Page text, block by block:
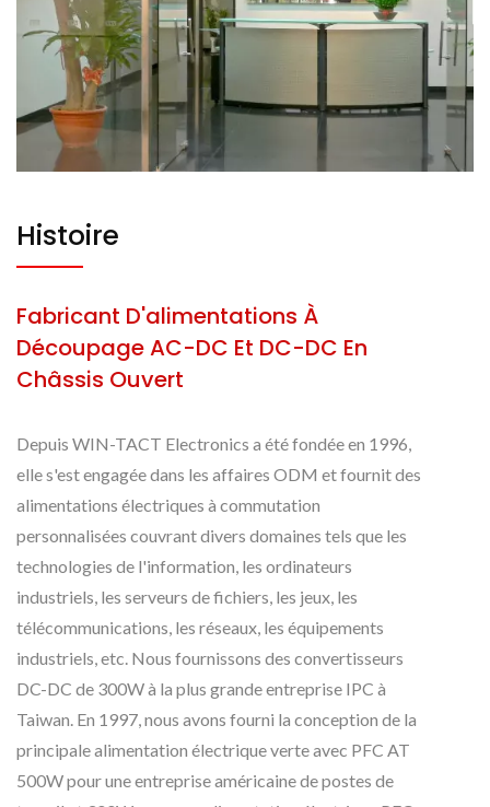
Histoire
Fabricant D'alimentations À
Découpage AC-DC Et DC-DC En
Châssis Ouvert
Depuis WIN-TACT Electronics a été fondée en 1996,
elle s'est engagée dans les affaires ODM et fournit des
alimentations électriques à commutation
personnalisées couvrant divers domaines tels que les
technologies de l'information, les ordinateurs
industriels, les serveurs de fichiers, les jeux, les
télécommunications, les réseaux, les équipements
industriels, etc. Nous fournissons des convertisseurs
DC-DC de 300W à la plus grande entreprise IPC à
Taiwan. En 1997, nous avons fourni la conception de la
principale alimentation électrique verte avec PFC AT
500W pour une entreprise américaine de postes de